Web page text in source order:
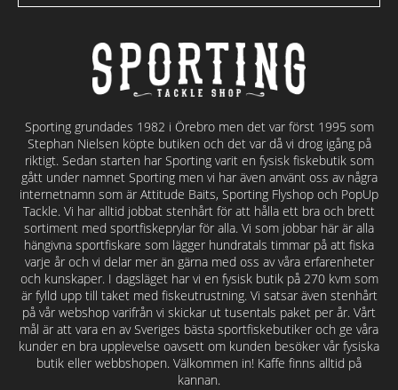
Sporting grundades 1982 i Örebro men det var först 1995 som
Stephan Nielsen köpte butiken och det var då vi drog igång på
riktigt. Sedan starten har Sporting varit en fysisk fiskebutik som
gått under namnet Sporting men vi har även använt oss av några
internetnamn som är Attitude Baits, Sporting Flyshop och PopUp
Tackle. Vi har alltid jobbat stenhårt för att hålla ett bra och brett
sortiment med sportfiskeprylar för alla. Vi som jobbar här är alla
hängivna sportfiskare som lägger hundratals timmar på att fiska
varje år och vi delar mer än gärna med oss av våra erfarenheter
och kunskaper. I dagsläget har vi en fysisk butik på 270 kvm som
är fylld upp till taket med fiskeutrustning. Vi satsar även stenhårt
på vår webshop varifrån vi skickar ut tusentals paket per år. Vårt
mål är att vara en av Sveriges bästa sportfiskebutiker och ge våra
kunder en bra upplevelse oavsett om kunden besöker vår fysiska
butik eller webbshopen. Välkommen in! Kaffe finns alltid på
kannan.